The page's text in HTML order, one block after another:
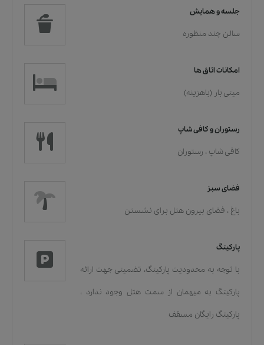
جلسه و همایش
سالن چند منظوره
امکانات اتاق ها
مینی بار (باهزینه)
رستوران و کافی شاپ
کافی شاپ ، رستوران
فضای سبز
باغ ، فضای بیرون هتل برای نشستن
پارکینگ
با توجه به محدودیت پارکینگ، تضمینی جهت ارائه
پارکینگ به میهمان از سمت هتل وجود ندارد ،
پارکینگ رایگان مسقف